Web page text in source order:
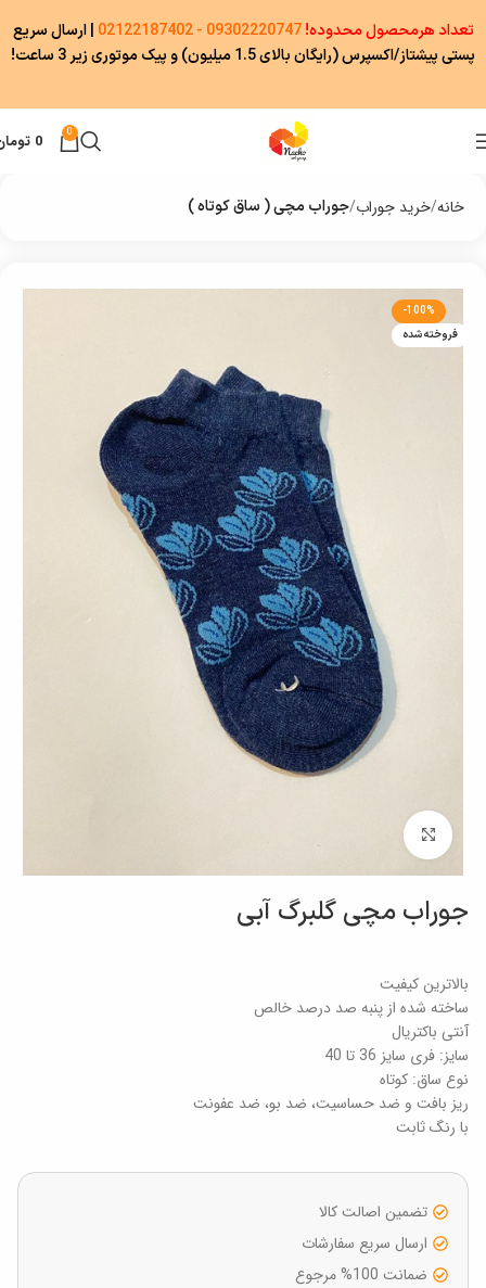
0
0
خانه خرید جوراب جوراب مچی ( ساق کوتاه )
-100%
فروخته شده
برای بزرگنمایی کلیک کنید
جوراب مچی گلبرگ آبی
بالاترین کیفیت
ساخته شده از پنبه صد درصد خالص
آنتی باکتریال
سایز: فری سایز 36 تا 40
نوع ساق: کوتاه
ریز بافت و ضد حساسیت، ضد بو، ضد عفونت
با رنگ ثابت
تضمین اصالت کالا
ارسال سریع سفارشات
ضمانت 100% مرجوع
تعداد هرمحصول محدوده!09302220747 - 02122187402
|ارسال سریع
پستی پیشتاز/اکسپرس (رایگان بالای 1.5 میلیون) و پیک موتوری زیر 3 ساعت!